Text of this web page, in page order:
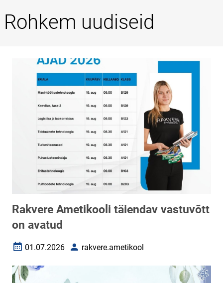
Rohkem uudiseid
Rakvere Ametikooli täiendav vastuvõtt
on avatud
Loomise kuupäev
01.07.2026 Autorrakvere.ametikool